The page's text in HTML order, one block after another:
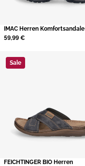
​IMAC Herren Komfortsandale
59,99 €
Sale
FEICHTINGER BIO Herren